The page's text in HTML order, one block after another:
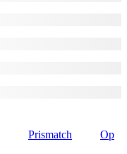
Prismatch
Op